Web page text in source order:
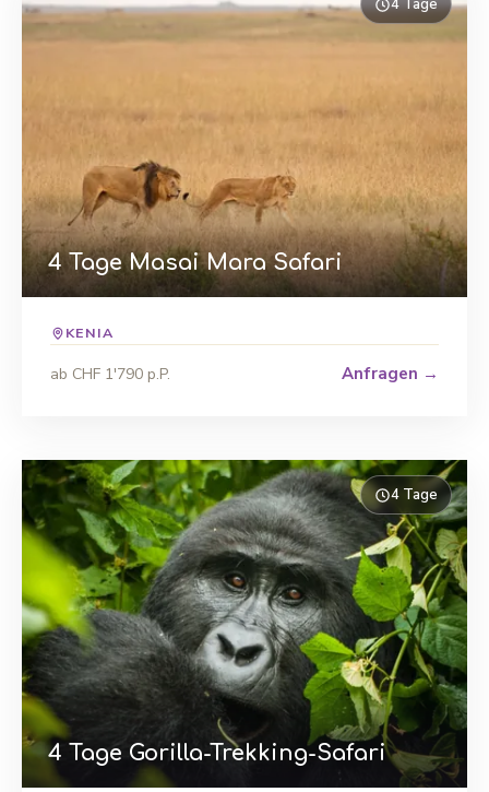
4 Tage
4 Tage Masai Mara Safari
KENIA
ab CHF 1'790 p.P. Anfragen →
4 Tage
4 Tage Gorilla-Trekking-Safari